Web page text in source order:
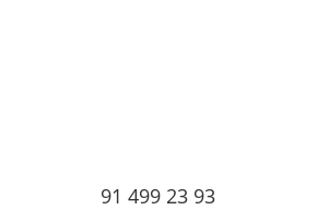
91 499 23 93